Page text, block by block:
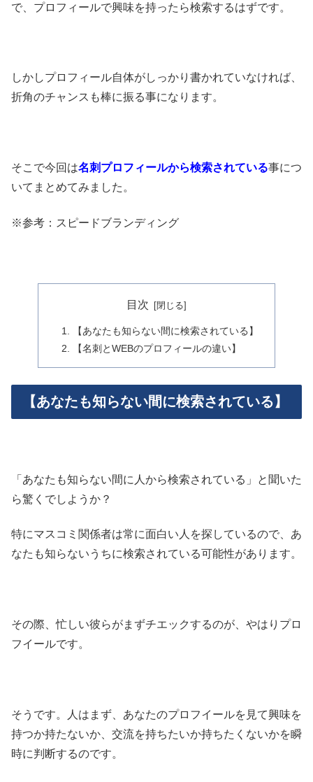
で、プロフィールで興味を持ったら検索するはずです。
しかしプロフィール自体がしっかり書かれていなければ、
折角のチャンスも棒に振る事になります。
そこで今回は名刺プロフィールから検索されている事につ
いてまとめてみました。
※参考：スピードブランディング
目次
【あなたも知らない間に検索されている】
【名刺とWEBのプロフィールの違い】
【あなたも知らない間に検索されている】
「あなたも知らない間に人から検索されている」と聞いた
ら驚くでしようか？
特にマスコミ関係者は常に面白い人を探しているので、あ
なたも知らないうちに検索されている可能性があります。
その際、忙しい彼らがまずチエックするのが、やはりプロ
フイールです。
そうです。人はまず、あなたのプロフイールを見て興味を
持つか持たないか、交流を持ちたいか持ちたくないかを瞬
時に判断するのです。